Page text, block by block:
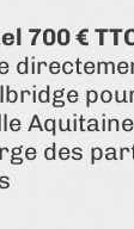
700 €
des